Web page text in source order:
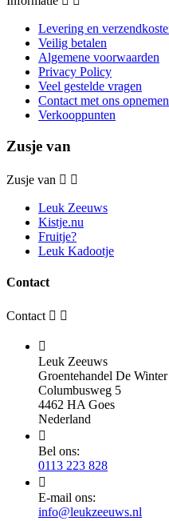
Levering en
Veilig betalen
Algemene voorwaarden
Privacy Policy
Veel gestelde vragen
Contact met ons opnemen
Verkooppunten
Zusje van
Zusje van  
Leuk Zeeuws
Kistje.nu
Fruitje?
Leuk Kadootje
Contact
Contact  

Leuk Zeeuws
Groentehandel De Winter
Columbusweg 5
4462 HA Goes
Nederland

Bel ons:
0113 223 828

E-mail ons:
info@leukzeeuws.nl